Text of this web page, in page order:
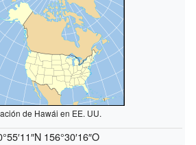
de Hawái en EE. UU.
156°30′16″O